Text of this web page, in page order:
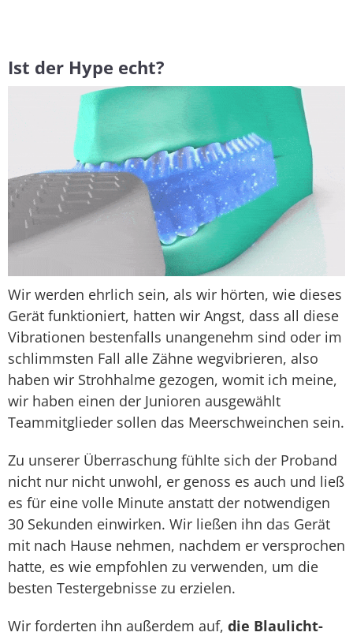
Ist der Hype echt?
Wir werden ehrlich sein, als wir hörten, wie dieses
Gerät funktioniert, hatten wir Angst, dass all diese
Vibrationen bestenfalls unangenehm sind oder im
schlimmsten Fall alle Zähne wegvibrieren, also
haben wir Strohhalme gezogen, womit ich meine,
wir haben einen der Junioren ausgewählt
Teammitglieder sollen das Meerschweinchen sein.
Zu unserer Überraschung fühlte sich der Proband
nicht nur nicht unwohl, er genoss es auch und ließ
es für eine volle Minute anstatt der notwendigen
30 Sekunden einwirken. Wir ließen ihn das Gerät
mit nach Hause nehmen, nachdem er versprochen
hatte, es wie empfohlen zu verwenden, um die
besten Testergebnisse zu erzielen.
Wir forderten ihn außerdem auf, die Blaulicht-